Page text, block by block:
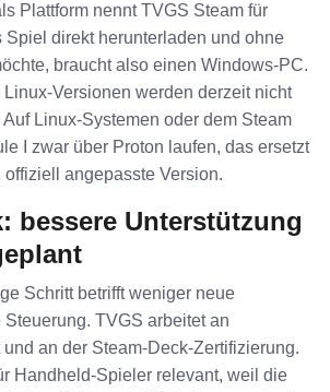
Plattform nennt TVGS Steam für
Spiel direkt herunterladen und ohne
braucht also einen Windows-PC.
Versionen werden derzeit nicht
Linux-Systemen oder dem Steam
I zwar über Proton laufen, das ersetzt
angepasste Version.
bessere Unterstützung
Schritt betrifft weniger neue
Steuerung. TVGS arbeitet an
an der Steam-Deck-Zertifizierung.
Handheld-Spieler relevant, weil die